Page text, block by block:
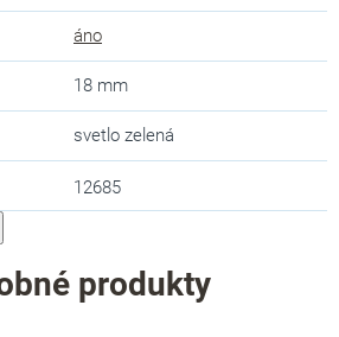
áno
18 mm
svetlo zelená
12685
produkty